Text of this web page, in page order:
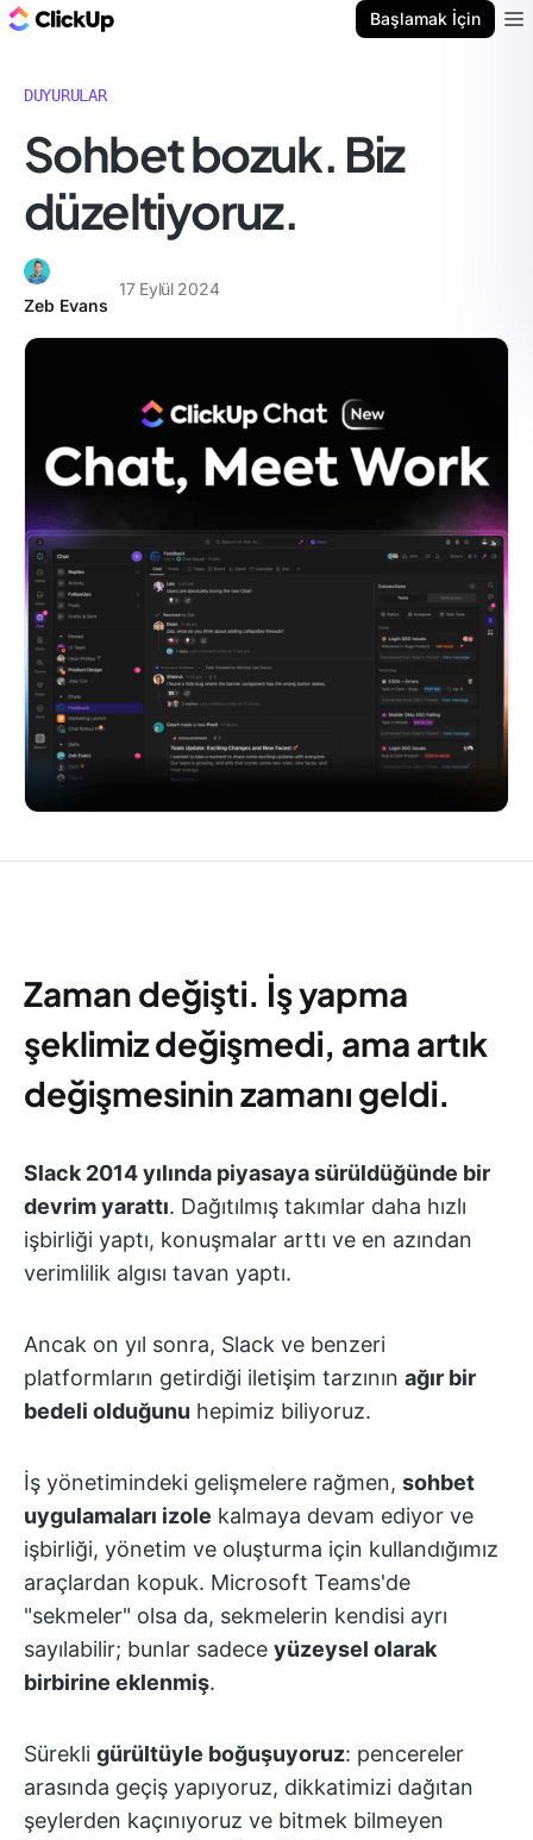
Başlamak İçin
DUYURULAR
Sohbet bozuk. Biz
düzeltiyoruz.
Zeb Evans
17 Eylül 2024
Zaman değişti. İş yapma
şeklimiz değişmedi, ama artık
değişmesinin zamanı geldi.
Slack 2014 yılında piyasaya sürüldüğünde bir
devrim yarattı. Dağıtılmış takımlar daha hızlı
işbirliği yaptı, konuşmalar arttı ve en azından
verimlilik algısı tavan yaptı.
Ancak on yıl sonra, Slack ve benzeri
platformların getirdiği iletişim tarzının ağır bir
bedeli olduğunu hepimiz biliyoruz.
İş yönetimindeki gelişmelere rağmen, sohbet
uygulamaları izole kalmaya devam ediyor ve
işbirliği, yönetim ve oluşturma için kullandığımız
araçlardan kopuk. Microsoft Teams'de
"sekmeler" olsa da, sekmelerin kendisi ayrı
sayılabilir; bunlar sadece yüzeysel olarak
birbirine eklenmiş.
Sürekli gürültüyle boğuşuyoruz: pencereler
arasında geçiş yapıyoruz, dikkatimizi dağıtan
şeylerden kaçınıyoruz ve bitmek bilmeyen